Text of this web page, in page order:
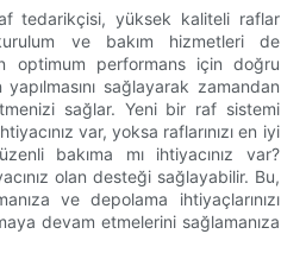
tedarikçisi, yüksek kaliteli raflar
ve bakım hizmetleri de
optimum performans için doğru
yapılmasını sağlayarak zamandan
sağlar. Yeni bir raf sistemi
var, yoksa raflarınızı en iyi
bakıma mı ihtiyacınız var?
olan desteği sağlayabilir. Bu,
ve depolama ihtiyaçlarınızı
devam etmelerini sağlamanıza